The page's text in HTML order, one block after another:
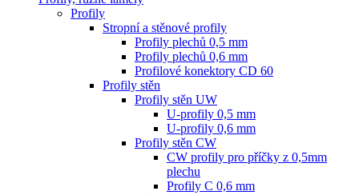
Profily
Stropní a stěnové profily
Profily plechů 0,5 mm
Profily plechů 0,6 mm
Profilové konektory CD 60
Profily stěn
Profily stěn UW
U-profily 0,5 mm
U-profily 0,6 mm
Profily stěn CW
CW profily pro příčky z 0,5mm
plechu
Profily C 0,6 mm